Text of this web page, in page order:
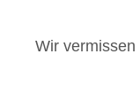
Wir vermissen